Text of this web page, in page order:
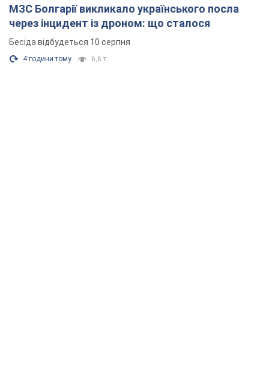
МЗС Болгарії викликало українського посла
через інцидент із дроном: що сталося
Бесіда відбудеться 10 серпня
4 години тому 6,6 т.